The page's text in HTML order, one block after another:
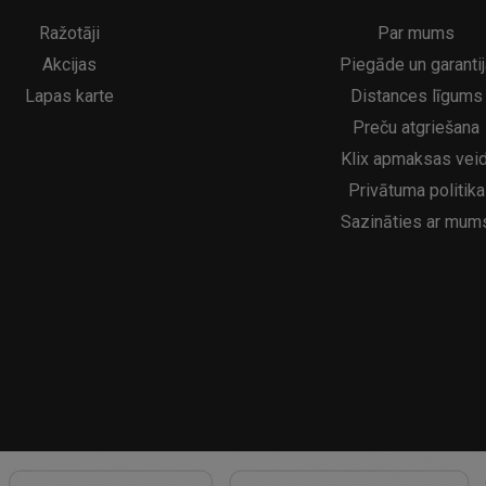
29.95€ 21.95€
Ražotāji
Akcijas
Lapas karte
Par mums
Piegāde un
Distances līgums
Preču atgriešana
Klix apmaksas
Privātuma politika
Sazināties ar